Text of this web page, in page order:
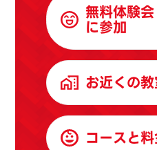
無料体験
に参加
お近くの
コースと